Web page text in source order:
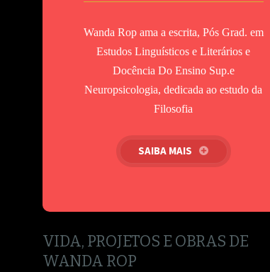
Wanda Rop ama a escrita, Pós Grad. em
Estudos Linguísticos e Literários e
Docência Do Ensino Sup.e
Neuropsicologia, dedicada ao estudo da
Filosofia
SAIBA MAIS
VIDA, PROJETOS E OBRAS DE
WANDA ROP